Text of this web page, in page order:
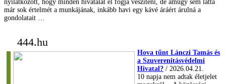
nyilatkozott, hogy minden hivatalát el fogja veszíteni, de amúgy sem látta
már sok értelmét a munkájának, inkább havi egy kávé áráért árulná a
gondolatait …
444.hu
Hova tűnt Lánczi Tamás és
a Szuverenitásvédelmi
Hivatal? / 2026.04.21.
10 napja nem adtak életjelet